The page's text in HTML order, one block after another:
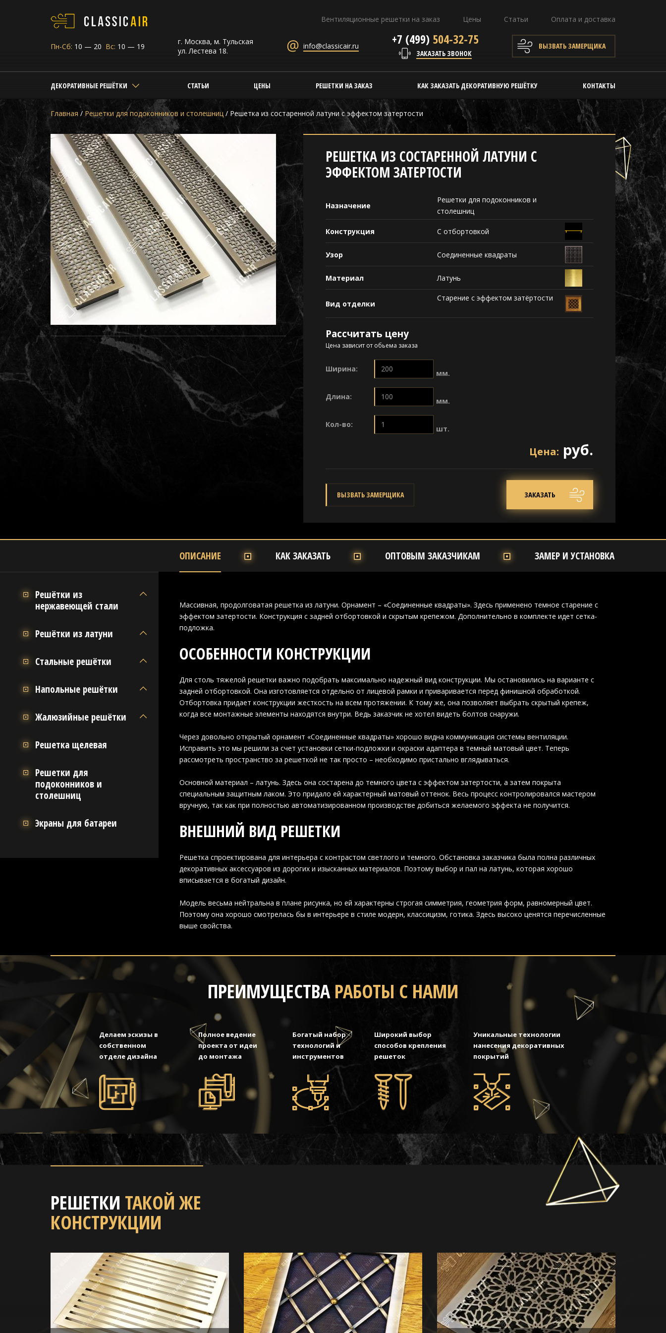
Вентиляционные решетки на заказ Цены Статьи Оплата и доставка
Пн-Сб: 10 — 20 Вс: 10 — 19
г. Москва, м. Тульская
ул. Лестева 18.
info@classicair.ru +7 (499)504-32-75
ЗАКАЗАТЬ ЗВОНОК
ВЫЗВАТЬ ЗАМЕРЩИКА
ДЕКОРАТИВНЫЕ РЕШЁТКИ СТАТЬИ ЦЕНЫ РЕШЕТКИ НА ЗАКАЗ КАК ЗАКАЗАТЬ ДЕКОРАТИВНУЮ РЕШЁТКУ КОНТАКТЫ
Главная / Решетки для подоконников и столешниц / Решетка из состаренной латуни с эффектом затертости
РЕШЕТКА ИЗ СОСТАРЕННОЙ ЛАТУНИ С
ЭФФЕКТОМ ЗАТЕРТОСТИ
Назначение
Решетки для подоконников и
столешниц
Конструкция С отбортовкой
Узор Соединенные квадраты
Материал Латунь
Вид отделки
Старение с эффектом затёртости
Рассчитать цену
Цена зависит от обьема заказа
Ширина: мм.
Длина: мм.
Кол-во: шт.
Цена: руб.
ВЫЗВАТЬ ЗАМЕРЩИКА ЗАКАЗАТЬ
ОПИСАНИЕ КАК ЗАКАЗАТЬ ОПТОВЫМ ЗАКАЗЧИКАМ ЗАМЕР И УСТАНОВКА
Массивная, продолговатая решетка из латуни. Орнамент – «Соединенные квадраты». Здесь применено темное старение с
эффектом затертости. Конструкция с задней отбортовкой и скрытым крепежом. Дополнительно в комплекте идет сетка-
подложка.
ОСОБЕННОСТИ КОНСТРУКЦИИ
Для столь тяжелой решетки важно подобрать максимально надежный вид конструкции. Мы остановились на варианте с
задней отбортовкой. Она изготовляется отдельно от лицевой рамки и приваривается перед финишной обработкой.
Отбортовка придает конструкции жесткость на всем протяжении. К тому же, она позволяет выбрать скрытый крепеж,
когда все монтажные элементы находятся внутри. Ведь заказчик не хотел видеть болтов снаружи.
Через довольно открытый орнамент «Соединенные квадраты» хорошо видна коммуникация системы вентиляции.
Исправить это мы решили за счет установки сетки-подложки и окраски адаптера в темный матовый цвет. Теперь
рассмотреть пространство за решеткой не так просто – необходимо пристально вглядываться.
Основной материал – латунь. Здесь она состарена до темного цвета с эффектом затертости, а затем покрыта
специальным защитным лаком. Это придало ей характерный матовый оттенок. Весь процесс контролировался мастером
вручную, так как при полностью автоматизированном производстве добиться желаемого эффекта не получится.
ВНЕШНИЙ ВИД РЕШЕТКИ
Решетка спроектирована для интерьера с контрастом светлого и темного. Обстановка заказчика была полна различных
декоративных аксессуаров из дорогих и изысканных материалов. Поэтому выбор и пал на латунь, которая хорошо
вписывается в богатый дизайн.
Модель весьма нейтральна в плане рисунка, но ей характерны строгая симметрия, геометрия форм, равномерный цвет.
Поэтому она хорошо смотрелась бы в интерьере в стиле модерн, классицизм, готика. Здесь высоко ценятся перечисленные
выше свойства.
Решётки из
нержавеющей стали
Решётки из латуни
Стальные решётки
Напольные решётки
Жалюзийные решётки
Решетка щелевая
Решетки для
подоконников и
столешниц
Экраны для батареи
ПРЕИМУЩЕСТВАРАБОТЫ С НАМИ
Делаем эскизы в
собственном
отделе дизайна
Полное ведение
проекта от идеи
до монтажа
Богатый набор
технологий и
инструментов
Широкий выбор
способов крепления
решеток
Уникальные технологии
нанесения декоративных
покрытий
РЕШЕТКИ ТАКОЙ ЖЕ
КОНСТРУКЦИИ